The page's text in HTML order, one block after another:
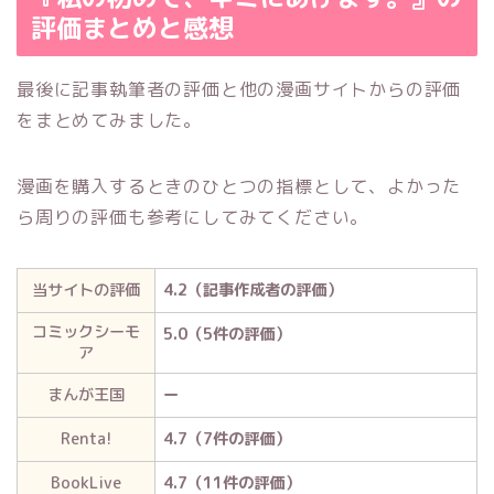
評価まとめと感想
最後に記事執筆者の評価と他の漫画サイトからの評価
をまとめてみました。
漫画を購入するときのひとつの指標として、よかった
ら周りの評価も参考にしてみてください。
当サイトの評価
4.2（記事作成者の評価）
コミックシーモ
ア
5.0（5件の評価）
まんが王国
ー
Renta!
4.7（7件の評価）
BookLive
4.7（11件の評価）